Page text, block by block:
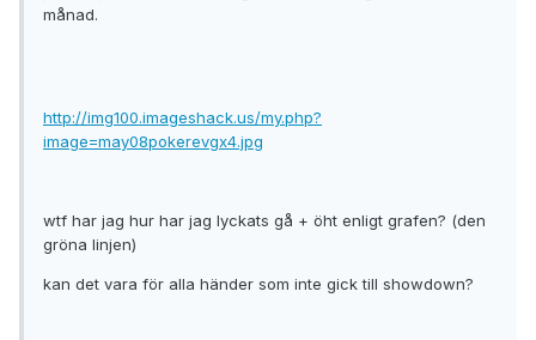
månad.
http://img100.imageshack.us/my.php?
image=may08pokerevgx4.jpg
wtf har jag hur har jag lyckats gå + öht enligt grafen? (den
gröna linjen)
kan det vara för alla händer som inte gick till showdown?